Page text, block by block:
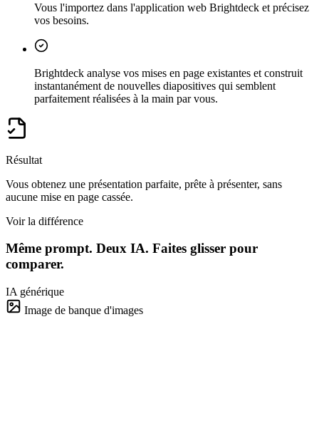
Vous l'importez dans l'application web Brightdeck et précisez
vos besoins.
Brightdeck analyse vos mises en page existantes et construit
instantanément de nouvelles diapositives qui semblent
parfaitement réalisées à la main par vous.
Résultat
Vous obtenez une présentation parfaite, prête à présenter, sans
aucune mise en page cassée.
Voir la différence
Même prompt. Deux IA. Faites glisser pour
comparer.
IA générique
Image de banque d'images